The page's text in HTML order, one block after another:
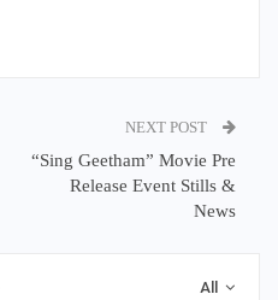
NEXT POST
“Sing Geetham” Movie Pre
Release Event Stills &
News
All